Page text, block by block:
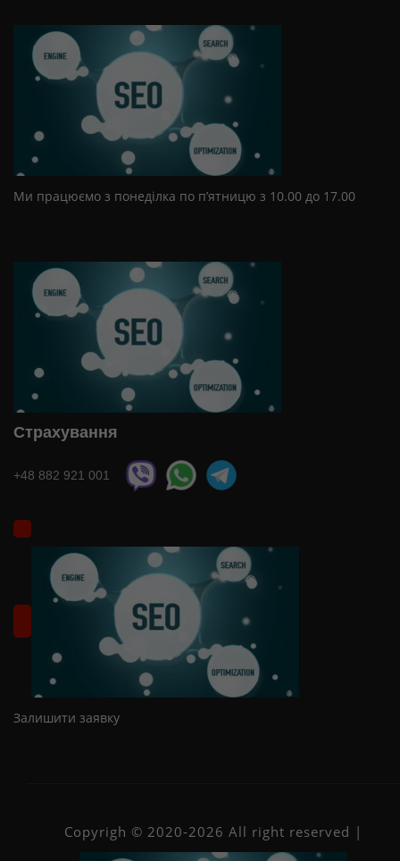
Ми працюємо з понеділка по п’ятницю з 10.00 до 17.00
Страхування
+48 882 921 001
Залишити заявку
Copyrigh © 2020-2026 All right reserved |